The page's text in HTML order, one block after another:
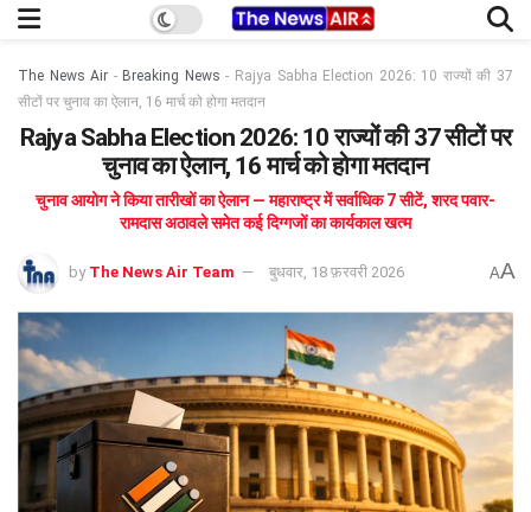
The News Air - Breaking News - Rajya Sabha Election 2026: 10 राज्यों की 37
सीटों पर चुनाव का ऐलान, 16 मार्च को होगा मतदान
Rajya Sabha Election 2026: 10 राज्यों की 37 सीटों पर
चुनाव का ऐलान, 16 मार्च को होगा मतदान
चुनाव आयोग ने किया तारीखों का ऐलान — महाराष्ट्र में सर्वाधिक 7 सीटें, शरद पवार-
रामदास अठावले समेत कई दिग्गजों का कार्यकाल खत्म
by The News Air Team बुधवार, 18 फ़रवरी 2026 AA